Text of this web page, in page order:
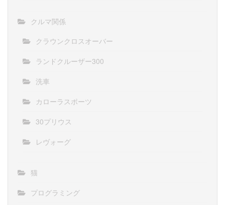
クルマ関係
クラウンクロスオーバー
ランドクルーザー300
洗車
カローラスポーツ
30プリウス
レヴォーグ
猫
プログラミング